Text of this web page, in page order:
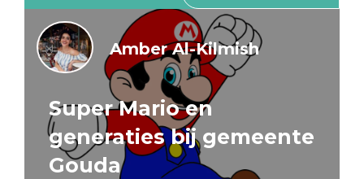
Amber Al-Kilmish
Super Mario en
generaties bij gemeente
Gouda